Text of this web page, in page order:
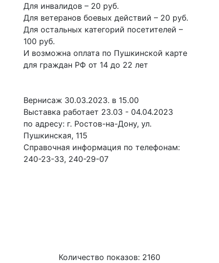
Для инвалидов – 20 руб.
Для ветеранов боевых действий – 20 руб.
Для остальных категорий посетителей –
100 руб.
И возможна оплата по Пушкинской карте
для граждан РФ от 14 до 22 лет
Вернисаж 30.03.2023. в 15.00
Выставка работает 23.03 - 04.04.2023
по адресу: г. Ростов-на-Дону, ул.
Пушкинская, 115
Справочная информация по телефонам:
240-23-33, 240-29-07
Количество показов: 2160